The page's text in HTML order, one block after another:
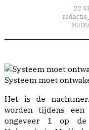
22
Systeem moet
Het is de
worden tijdens
ongeveer 1 op